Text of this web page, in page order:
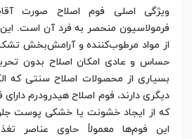
ویژگی اصلی فوم اصلاح صورت
فرمولاسیون منحصر به فرد آن است.
از مواد مرطوب‌کننده و آرامش‌بخش
حساس و عادی امکان اصلاح بدون
بسیاری از محصولات اصلاح سنتی که
دیگری دارند، فوم اصلاح هیدرودرم
که از ایجاد خشونت یا خشکی پوست
این فوم‌ها معمولاً حاوی عناصر